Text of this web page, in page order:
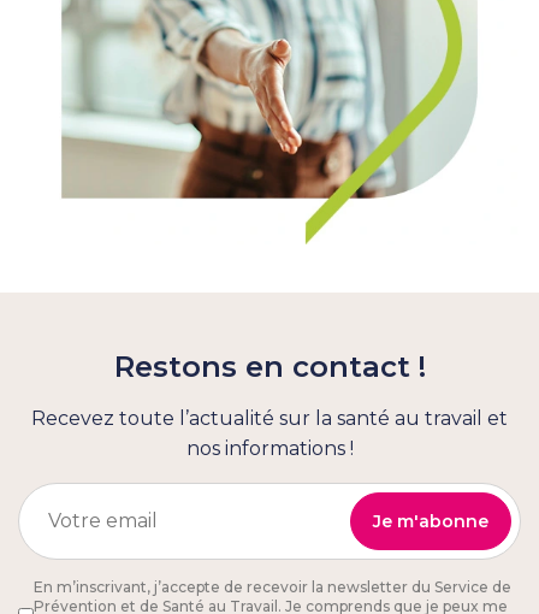
Restons en contact !
Recevez toute l’actualité sur la santé au travail et
nos informations !
En m’inscrivant, j’accepte de recevoir la newsletter du Service de
Prévention et de Santé au Travail. Je comprends que je peux me